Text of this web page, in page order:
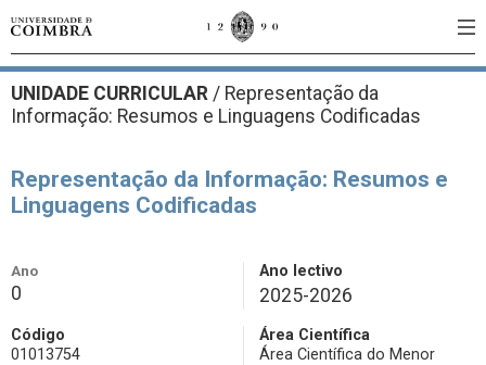
UNIDADE CURRICULAR / Representação da
Informação: Resumos e Linguagens Codificadas
Representação da Informação: Resumos e
Linguagens Codificadas
Ano
0
Ano lectivo
2025-2026
Código
01013754
Área Científica
Área Científica do Menor